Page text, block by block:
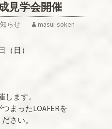
見学会開催
らせ masui-soken
（日）
します。
まったLOAFERを
さい。